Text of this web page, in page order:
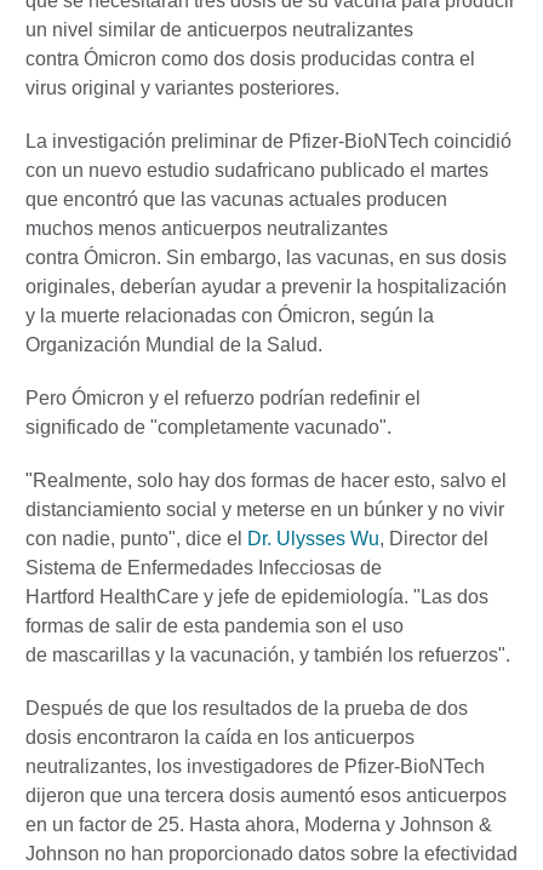
un nivel similar de anticuerpos neutralizantes
contra Ómicron como dos dosis producidas contra el
virus original y variantes posteriores.
La investigación preliminar de Pfizer-BioNTech coincidió
con un nuevo estudio sudafricano publicado el martes
que encontró que las vacunas actuales producen
muchos menos anticuerpos neutralizantes
contra Ómicron. Sin embargo, las vacunas, en sus dosis
originales, deberían ayudar a prevenir la hospitalización
y la muerte relacionadas con Ómicron, según la
Organización Mundial de la Salud.
Pero Ómicron y el refuerzo podrían redefinir el
significado de "completamente vacunado".
"Realmente, solo hay dos formas de hacer esto, salvo el
distanciamiento social y meterse en un búnker y no vivir
con nadie, punto", dice el Dr. Ulysses Wu, Director del
Sistema de Enfermedades Infecciosas de
Hartford HealthCare y jefe de epidemiología. "Las dos
formas de salir de esta pandemia son el uso
de mascarillas y la vacunación, y también los refuerzos".
Después de que los resultados de la prueba de dos
dosis encontraron la caída en los anticuerpos
neutralizantes, los investigadores de Pfizer-BioNTech
dijeron que una tercera dosis aumentó esos anticuerpos
en un factor de 25. Hasta ahora, Moderna y Johnson &
Johnson no han proporcionado datos sobre la efectividad